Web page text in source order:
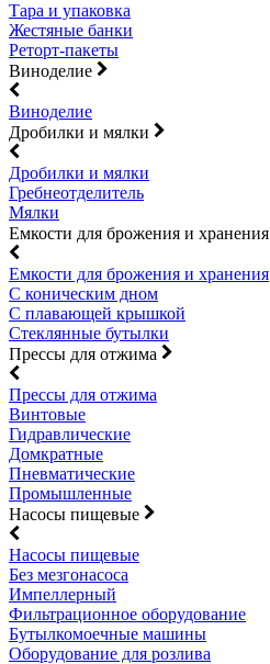
Тара и упаковка
Жестяные банки
Реторт-пакеты
Виноделие
Виноделие
Дробилки и мялки
Дробилки и мялки
Гребнеотделитель
Мялки
Емкости для брожения и хранения
Емкости для брожения и хранения
С коническим дном
С плавающей крышкой
Стеклянные бутылки
Прессы для отжима
Прессы для отжима
Винтовые
Гидравлические
Домкратные
Пневматические
Промышленные
Насосы пищевые
Насосы пищевые
Без мезгонасоса
Импеллерный
Фильтрационное оборудование
Бутылкомоечные машины
Оборудование для розлива